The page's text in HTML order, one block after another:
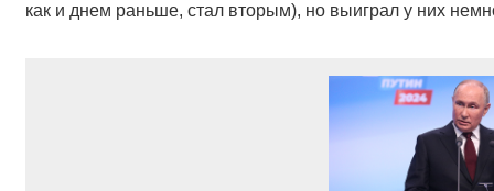
как и днем раньше, стал вторым), но выиграл у них